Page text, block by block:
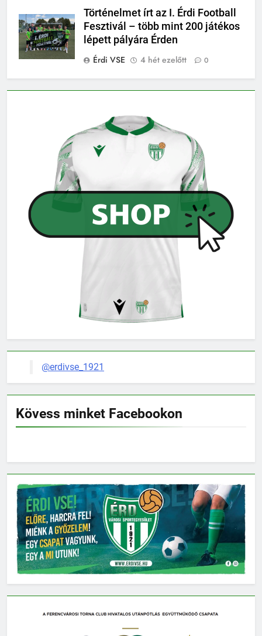
Történelmet írt az I. Érdi Football
Fesztivál – több mint 200 játékos
lépett pályára Érden
Érdi VSE
4 hét ezelőtt 0
@erdivse_1921
Kövess minket Facebookon